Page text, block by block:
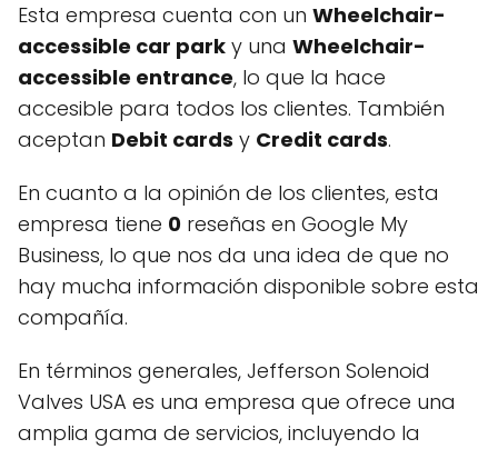
Esta empresa cuenta con un Wheelchair-
accessible car park y una Wheelchair-
accessible entrance, lo que la hace
accesible para todos los clientes. También
aceptan Debit cards y Credit cards.
En cuanto a la opinión de los clientes, esta
empresa tiene 0 reseñas en Google My
Business, lo que nos da una idea de que no
hay mucha información disponible sobre esta
compañía.
En términos generales, Jefferson Solenoid
Valves USA es una empresa que ofrece una
amplia gama de servicios, incluyendo la